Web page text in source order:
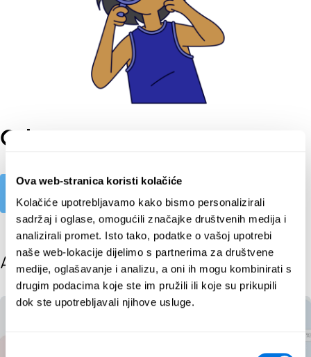
Ova web-stranica koristi kolačiće
Kolačiće upotrebljavamo kako bismo personalizirali
sadržaj i oglase, omogućili značajke društvenih medija i
analizirali promet. Isto tako, podatke o vašoj upotrebi
naše web-lokacije dijelimo s partnerima za društvene
medije, oglašavanje i analizu, a oni ih mogu kombinirati s
drugim podacima koje ste im pružili ili koje su prikupili
dok ste upotrebljavali njihove usluge.
Odgovornost
All posts